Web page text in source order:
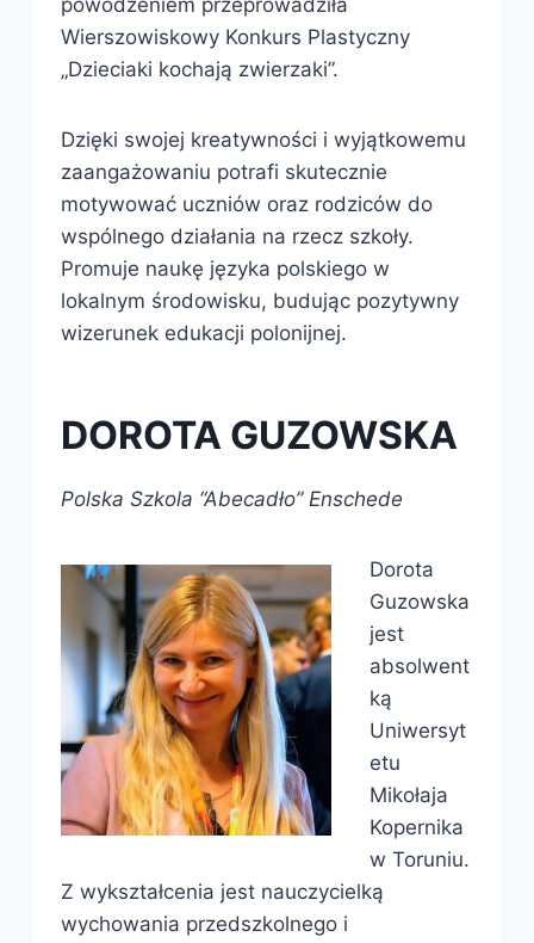
powodzeniem przeprowadziła
Wierszowiskowy Konkurs Plastyczny
„Dzieciaki kochają zwierzaki”.
Dzięki swojej kreatywności i wyjątkowemu
zaangażowaniu potrafi skutecznie
motywować uczniów oraz rodziców do
wspólnego działania na rzecz szkoły.
Promuje naukę języka polskiego w
lokalnym środowisku, budując pozytywny
wizerunek edukacji polonijnej.
DOROTA GUZOWSKA
Polska Szkola “Abecadło” Enschede
Dorota
Guzowska
jest
absolwent
ką
Uniwersyt
etu
Mikołaja
Kopernika
w Toruniu.
Z wykształcenia jest nauczycielką
wychowania przedszkolnego i